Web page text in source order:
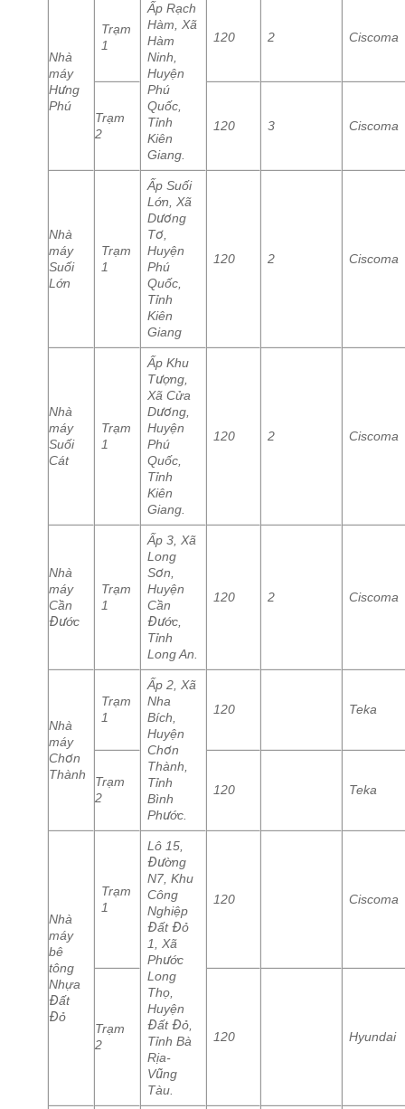
Nhà
máy
Hưng
Phú
Trạm
1
Ấp Rạch
Hàm, Xã
Hàm
Ninh,
Huyện
Phú
Quốc,
Tỉnh
Kiên
Giang.
120 2 Ciscoma
Trạm
2
120 3 Ciscoma
Nhà
máy
Suối
Lớn
Trạm
1
Ấp Suối
Lớn, Xã
Dương
Tơ,
Huyện
Phú
Quốc,
Tỉnh
Kiên
Giang
120 2 Ciscoma
Nhà
máy
Suối
Cát
Trạm
1
Ấp Khu
Tượng,
Xã Cửa
Dương,
Huyện
Phú
Quốc,
Tỉnh
Kiên
Giang.
120 2 Ciscoma
Nhà
máy
Cần
Đước
Trạm
1
Ấp 3, Xã
Long
Sơn,
Huyện
Cần
Đước,
Tỉnh
Long An.
120 2 Ciscoma
Nhà
máy
Chơn
Thành
Trạm
1
Ấp 2, Xã
Nha
Bích,
Huyện
Chơn
Thành,
Tỉnh
Bình
Phước.
120 Teka
Trạm
2
120 Teka
Nhà
máy
bê
tông
Nhựa
Đất
Đỏ
Trạm
1
Lô 15,
Đường
N7, Khu
Công
Nghiệp
Đất Đỏ
1, Xã
Phước
Long
Thọ,
Huyện
Đất Đỏ,
Tỉnh Bà
Rịa-
Vũng
Tàu.
120 Ciscoma
Trạm
2
120 Hyundai